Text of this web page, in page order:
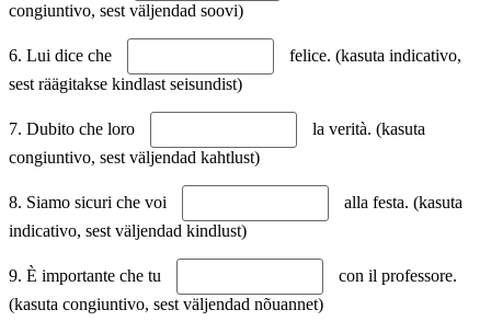
congiuntivo, sest väljendad soovi)
6. Lui dice che
felice. (kasuta indicativo,
sest räägitakse kindlast seisundist)
7. Dubito che loro
la verità. (kasuta
congiuntivo, sest väljendad kahtlust)
8. Siamo sicuri che voi
alla festa. (kasuta
indicativo, sest väljendad kindlust)
9. È importante che tu
con il professore.
(kasuta congiuntivo, sest väljendad nõuannet)